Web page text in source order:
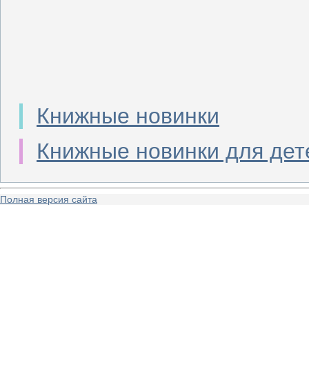
Книжные новинки
Книжные новинки для
Полная версия сайта